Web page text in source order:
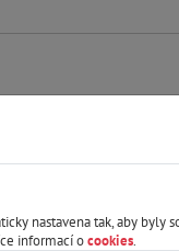
nastavena tak, aby byly
informací ocookies.